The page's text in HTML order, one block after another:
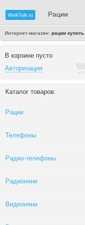
WalkTalk.ru Рации
Интернет-магазин: рации купить
В корзине пусто
Авторизация
Каталог товаров:
Рации
Телефоны
Радио-телефоны
Радионяни
Видеоняни